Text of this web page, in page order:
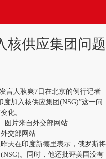
核供应集团问题
人耿爽7日在北京的例行记者
加入核供应集团(NSG)”这一问
化。
交部网站
在印度新德里表示，俄罗斯将
。同时，他还批评美国没有